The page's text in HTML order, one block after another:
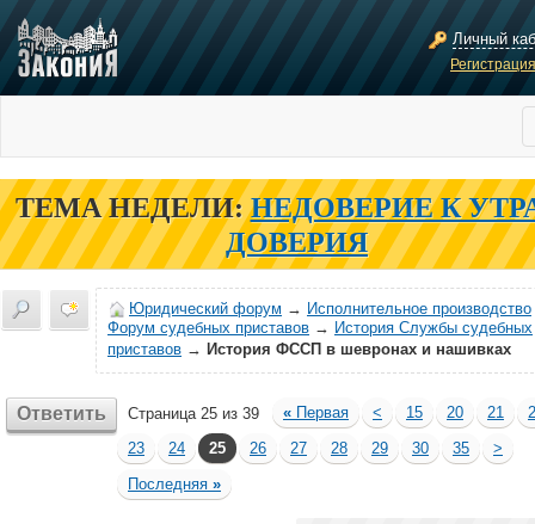
Личный
ТЕМА НЕДЕЛИ: НЕДОВЕРИЕ К
ДОВЕРИЯ
Юридический форум → Исполнительное производство
Форум судебных приставов → История Службы судебных
приставов → История ФССП в шевронах и нашивках
Ответить Страница 25 из 39 « Первая < 15 20 21
23
24 25 26 27 28 29 30 35
>
Последняя »